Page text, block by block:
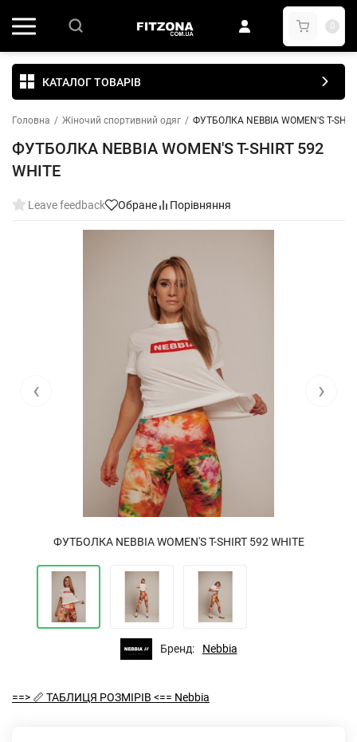
0
КАТАЛОГ ТОВАРІВ
Головна / Жіночий спортивний одяг / ФУТБОЛКА NEBBIA WOMEN'S T-
ФУТБОЛКА NEBBIA WOMEN'S T-SHIRT 592
WHITE
Leave feedback Обране Порівняння
ФУТБОЛКА NEBBIA WOMEN'S T-SHIRT 592 WHITE
‹ ›
Бренд: Nebbia
==> 📏 ТАБЛИЦЯ РОЗМІРІВ <== Nebbia